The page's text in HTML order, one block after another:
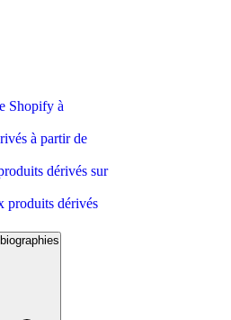
Shopify à
à partir de
dérivés sur
produits dérivés